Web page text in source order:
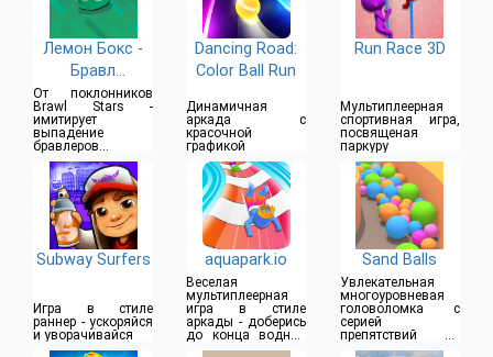
Лемон Бокс -
Бравл
Симулятор
От поклонников
Brawl Stars -
имитирует
выпадение
бравлеров и
прочего
Dancing Road:
Color Ball Run
Динамичная
аркада с
красочной
графикой
Run Race 3D
Мультиплеерная
спортивная игра,
посвященая
паркуру
Subway Surfers
Игра в стиле
раннер - ускоряйся
и уворачивайся
aquapark.io
Веселая
мультиплеерная
игра в стиле
аркады - доберись
до конца водной
горки
Sand Balls
Увлекательная
многоуровневая
головоломка с
серией
препятствий на
пути